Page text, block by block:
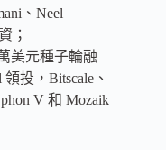
、Neel
；
美元種子輪融
投，Bitscale、
V 和 Mozaik